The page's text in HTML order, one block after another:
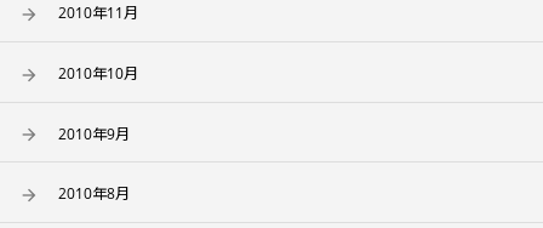
2010年11月
2010年10月
2010年9月
2010年8月